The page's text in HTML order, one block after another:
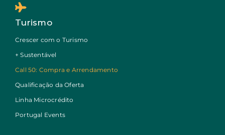
Turismo
Crescer com o Turismo
+ Sustentável
Call 50: Compra e Arrendamento
Qualificação da Oferta
Linha Microcrédito
Portugal Events